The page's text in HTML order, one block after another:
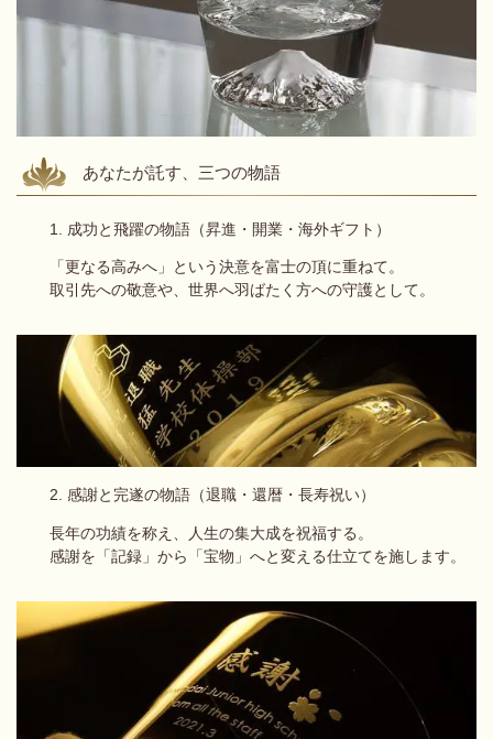
あなたが託す、三つの物語
1. 成功と飛躍の物語（昇進・開業・海外ギフト）
「更なる高みへ」という決意を富士の頂に重ねて。
取引先への敬意や、世界へ羽ばたく方への守護として。
2. 感謝と完遂の物語（退職・還暦・長寿祝い）
長年の功績を称え、人生の集大成を祝福する。
感謝を「記録」から「宝物」へと変える仕立てを施します。